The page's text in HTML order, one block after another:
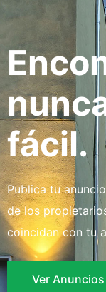
fácil.
Publica tu
de los
coincidan con tu
Ver